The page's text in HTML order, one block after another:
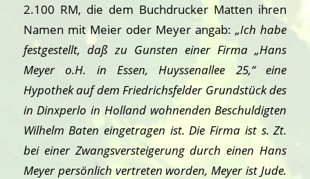
2.100 RM, die dem Buchdrucker Matten ihren
Namen mit Meier oder Meyer angab:„Ich habe
festgestellt, daß zu Gunsten einer Firma „Hans
Meyer o.H. in Essen, Huyssenallee 25,“ eine
Hypothek auf dem Friedrichsfelder Grundstück des
in Dinxperlo in Holland wohnenden Beschuldigten
Wilhelm Baten eingetragen ist. Die Firma ist s. Zt.
bei einer Zwangsversteigerung durch einen Hans
Meyer persönlich vertreten worden, Meyer ist Jude.